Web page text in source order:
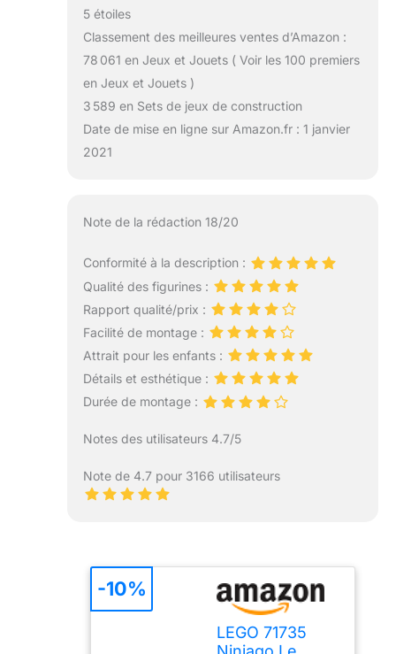
5 étoiles
Classement des meilleures ventes d’Amazon :
78 061 en Jeux et Jouets ( Voir les 100 premiers
en Jeux et Jouets )
3 589 en Sets de jeux de construction
Date de mise en ligne sur Amazon.fr : 1 janvier
2021
Note de la rédaction 18/20
Conformité à la description :
Qualité des figurines :
Rapport qualité/prix :
Facilité de montage :
Attrait pour les enfants :
Détails et esthétique :
Durée de montage :
Notes des utilisateurs 4.7/5
Note de 4.7 pour 3166 utilisateurs
LEGO 71735
-10%